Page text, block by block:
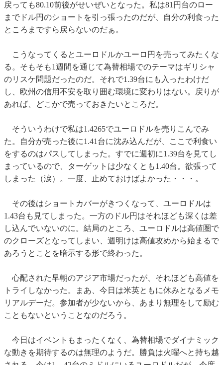
戻っても80.10前後がせいぜいとなった。私は81円台のロー
までドル円のショートを引っ張ったのだが、自分の利食った
ところまですら戻らないのだぁ。
こうなってくるとユーロドルかユーロ円を売ってみたくな
る。そもそも1週間を通じて為替相場でのテーマはギリシャ
のリスケ問題だったのだ。それで1.39台にも入ったわけだ
し、欧州の信用不安を取り囲む環境に変わりはない。戻りが
あれば、どこかで売っておきたいところだ。
そういうわけで私は1.4265でユーロドルを売りこんでみ
た。自分が売った後に1.41台に沈み込んだが、ここで利食い
をするのはパスしてしまった。すでに週初に1.39台を見てし
まっているので、ターゲットは少なくとも1.40台。欲張って
しまった（涙）。一度、止めておけばよかった・・・。
その後はショートカバーがきつくなって、ユーロドルは
1.43台も見てしまった。一方のドル円はそれほども深くは差
し込んでいないのに。結局のところ、ユーロドルは高値圏で
のクローズとなってしまい、週明けは高値攻めから始まるで
あろうとことを暗示する形で終わった。
心配された早朝のアジア市場だったが、それほども高値を
トライしなかった。まあ、今日は米英ともに休みとなるメモ
リアルデーだ。参加者が少ないから、あまり無理をして励む
こともないということなのだろう。
今日はイベントもまったくなく、為替相場でダイナミック
な動きを期待するのは無理のようだ。勝負は火曜へと持ち越